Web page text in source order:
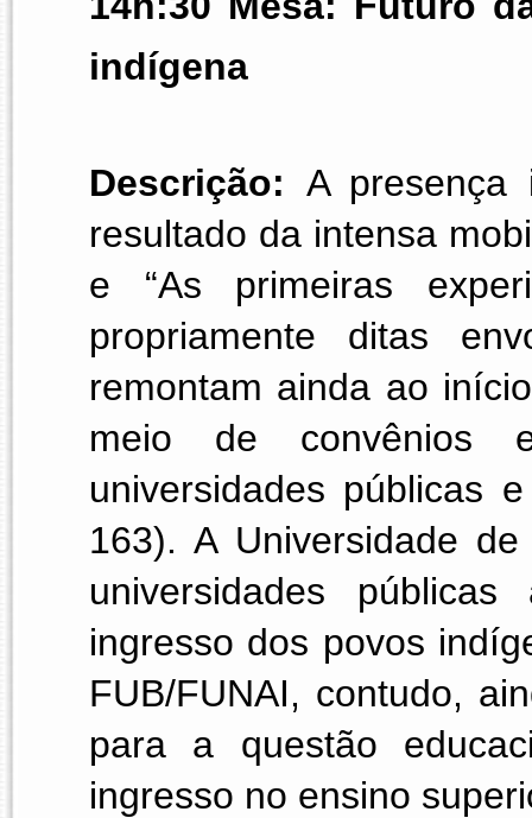
indígena
Descrição: A presença
resultado da intensa
e “As primeiras
propriamente ditas
remontam ainda ao
meio de convênios
universidades públicas
163). A Universidade
universidades
ingresso dos povos
FUB/FUNAI, contudo,
para a questão
ingresso no ensino